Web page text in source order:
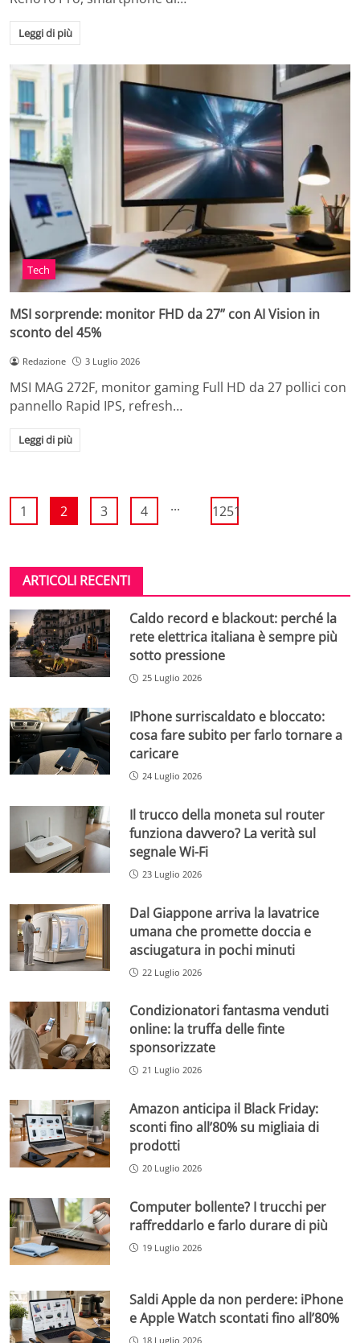
Leggi di più
Tech
MSI sorprende: monitor FHD da 27’’ con AI Vision in
sconto del 45%
Redazione 3 Luglio 2026
MSI MAG 272F, monitor gaming Full HD da 27 pollici con
pannello Rapid IPS, refresh…
Leggi di più
1 2 3 4 ... 1251
ARTICOLI RECENTI
Caldo record e blackout: perché la
rete elettrica italiana è sempre più
sotto pressione
25 Luglio 2026
IPhone surriscaldato e bloccato:
cosa fare subito per farlo tornare a
caricare
24 Luglio 2026
Il trucco della moneta sul router
funziona davvero? La verità sul
segnale Wi-Fi
23 Luglio 2026
Dal Giappone arriva la lavatrice
umana che promette doccia e
asciugatura in pochi minuti
22 Luglio 2026
Condizionatori fantasma venduti
online: la truffa delle finte
sponsorizzate
21 Luglio 2026
Amazon anticipa il Black Friday:
sconti fino all’80% su migliaia di
prodotti
20 Luglio 2026
Computer bollente? I trucchi per
raffreddarlo e farlo durare di più
19 Luglio 2026
Saldi Apple da non perdere: iPhone
e Apple Watch scontati fino all’80%
18 Luglio 2026